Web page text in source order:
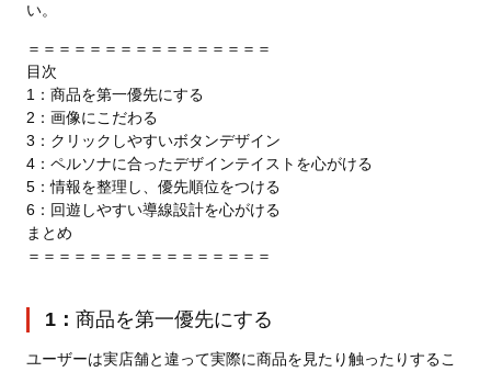
い。
＝＝＝＝＝＝＝＝＝＝＝＝＝＝＝＝
目次
1： 商品を第一優先にする
2： 画像にこだわる
3： クリックしやすいボタンデザイン
4： ペルソナに合ったデザインテイストを心がける
5：情報を整理し、優先順位をつける
6： 回遊しやすい導線設計を心がける
まとめ
＝＝＝＝＝＝＝＝＝＝＝＝＝＝＝＝
1： 商品を第一優先にする
ユーザーは実店舗と違って実際に商品を見たり触ったりするこ